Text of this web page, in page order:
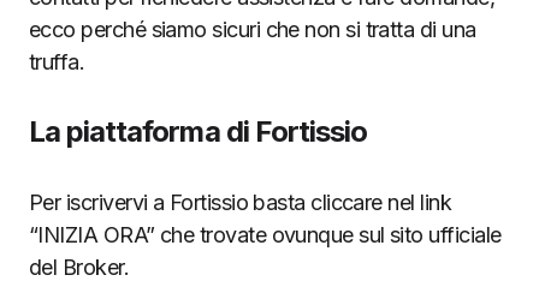
ecco perché siamo sicuri che non si tratta di una
truffa.
La piattaforma di Fortissio
Per iscrivervi a Fortissio basta cliccare nel link
“INIZIA ORA” che trovate ovunque sul sito ufficiale
del Broker.